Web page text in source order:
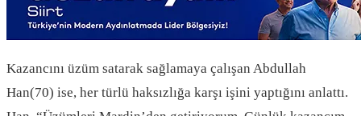
Kazancını üzüm satarak sağlamaya çalışan Abdullah
Han(70) ise, her türlü haksızlığa karşı işini yaptığını anlattı.